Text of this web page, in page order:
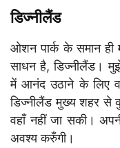
डिज्नीलैंड
ओशन पार्क के समान ही
साधन है, डिज्नीलैंड।
में आनंद उठाने के लिए
डिज्नीलैंड मुख्य शहर से
वहाँ नहीं जा सकी।
अवश्य करुँगी।